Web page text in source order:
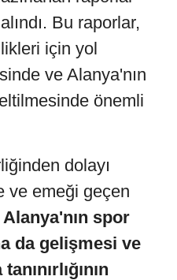
Bu raporlar,
için yol
ve Alanya'nın
önemli
dolayı
ve emeği geçen
Alanya'nın spor
da gelişmesi ve